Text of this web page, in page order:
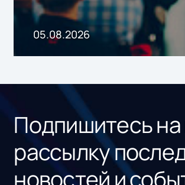
05.08.2026
Подпишитесь
рассылку
новостей и